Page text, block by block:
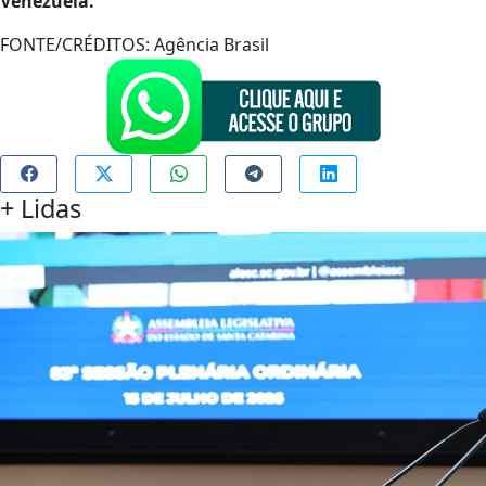
FONTE/CRÉDITOS: Agência Brasil
+ Lidas